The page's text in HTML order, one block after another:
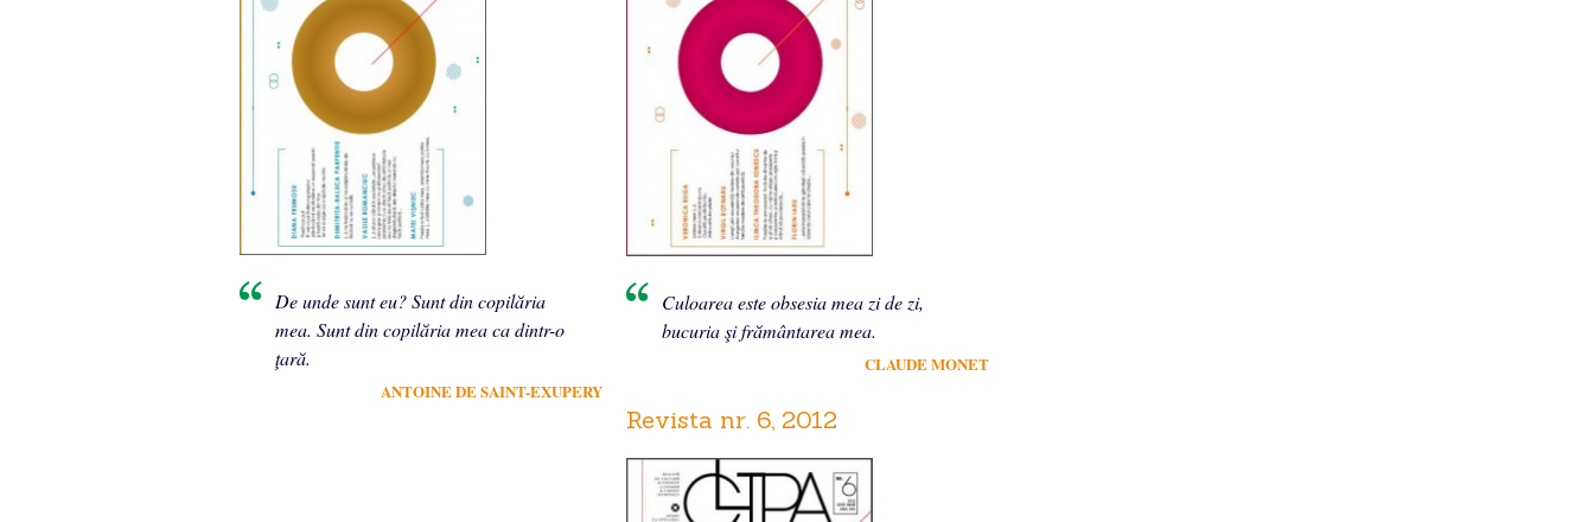
De unde sunt eu? Sunt din copilăria
mea. Sunt din copilăria mea ca dintr-o
ţară.
ANTOINE DE SAINT-EXUPERY
Culoarea este obsesia mea zi de zi,
bucuria şi frământarea mea.
CLAUDE MONET
Revista nr. 6, 2012